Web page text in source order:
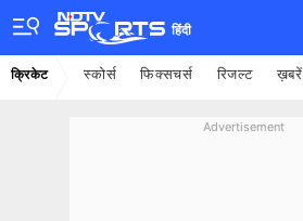
हिंदी
क्रिकेट स्कोर्स फिक्सचर्स रिजल्ट ख़बरें
Advertisement